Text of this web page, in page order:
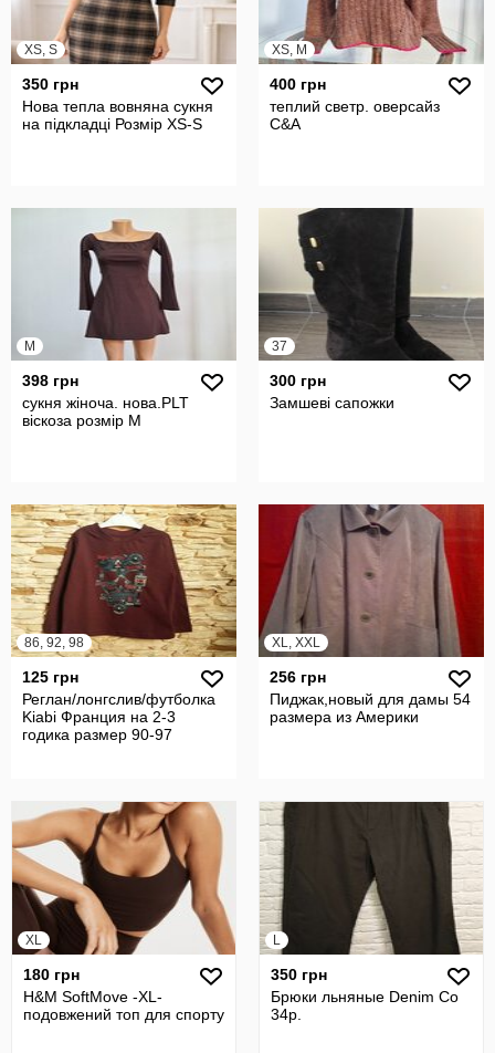
XS, S
350 грн
Нова тепла вовняна сукня
на підкладці Розмір XS-S
XS, M
400 грн
теплий светр. оверсайз
C&A
M
398 грн
сукня жіноча. нова.PLT
віскоза розмір М
37
300 грн
Замшеві сапожки
86, 92, 98
125 грн
Реглан/лонгслив/футболка
Kiabi Франция на 2-3
годика размер 90-97
XL, XXL
256 грн
Пиджак,новый для дамы 54
размера из Америки
XL
180 грн
H&M SoftMove -XL-
подовжений топ для спорту
L
350 грн
Брюки льняные Denim Co
34р.